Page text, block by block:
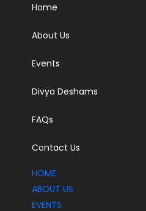
Home
About Us
Events
Divya Deshams
FAQs
Contact Us
HOME
ABOUT US
EVENTS